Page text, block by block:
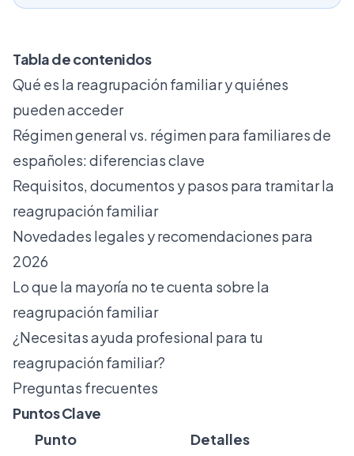
Tabla de contenidos
Qué es la reagrupación familiar y quiénes
pueden acceder
Régimen general vs. régimen para familiares de
españoles: diferencias clave
Requisitos, documentos y pasos para tramitar la
reagrupación familiar
Novedades legales y recomendaciones para
2026
Lo que la mayoría no te cuenta sobre la
reagrupación familiar
¿Necesitas ayuda profesional para tu
reagrupación familiar?
Preguntas frecuentes
Puntos Clave
Punto
Detalles